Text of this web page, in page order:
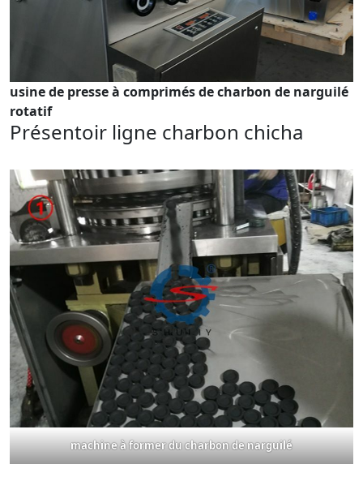
usine de presse à comprimés de charbon de narguilé
rotatif
Présentoir ligne charbon chicha
machine à former du charbon de narguilé